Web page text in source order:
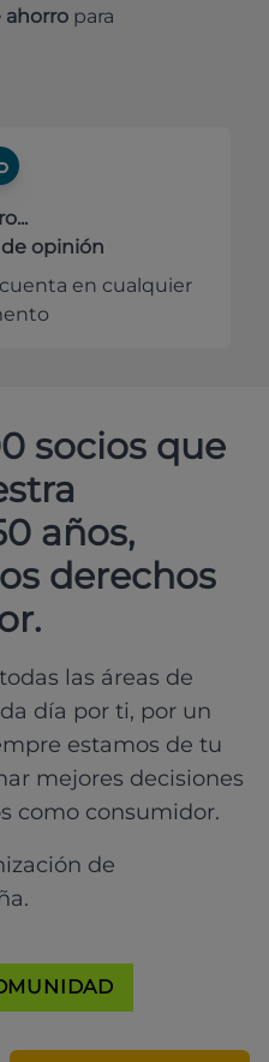
ahorro para
opinión
en cualquier
socios que
años,
derechos
las áreas de
día por ti, por un
estamos de tu
mejores decisiones
como consumidor.
de